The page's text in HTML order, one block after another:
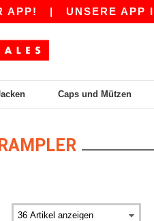
|UNSERE APP
Caps und Mützen